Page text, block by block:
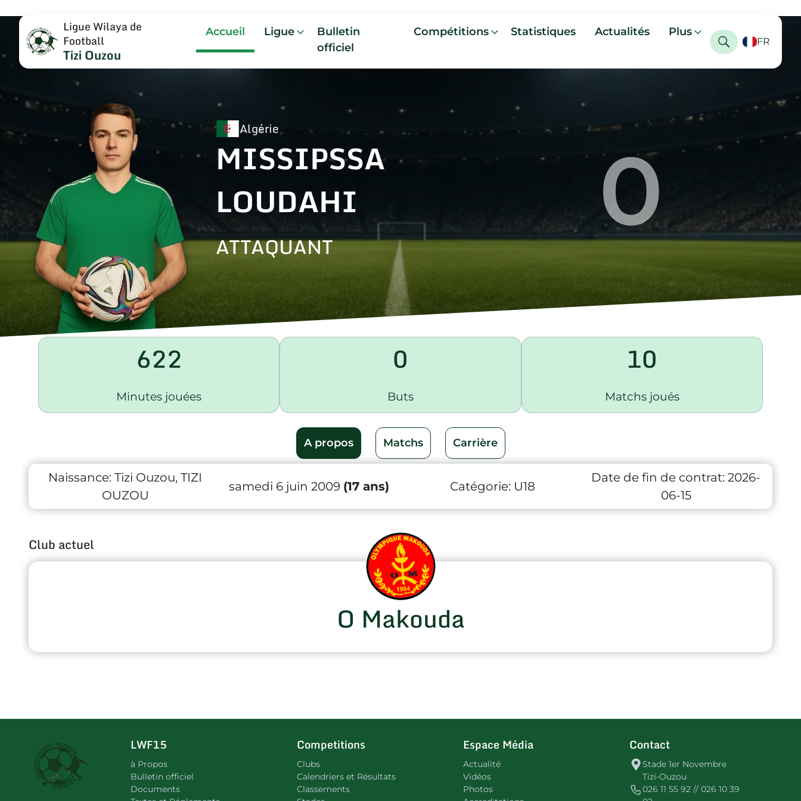
Ligue Wilaya de
Football
Tizi Ouzou
Accueil Ligue
Bulletin
officiel
Compétitions Statistiques Actualités Plus
FR
Algérie
MISSIPSSA
LOUDAHI
ATTAQUANT 0
622
Minutes jouées
0
Buts
10
Matchs joués
A propos Matchs Carrière
Naissance: Tizi Ouzou, TIZI
OUZOU
samedi 6 juin 2009 (17 ans) Catégorie: U18
Date de fin de contrat: 2026-
06-15
Club actuel
O Makouda
LWF15
à Propos
Bulletin officiel
Documents
Competitions
Clubs
Calendriers et Résultats
Classements
Espace Média
Actualité
Vidéos
Photos
Contact
Stade 1er Novembre
Tizi-Ouzou
026 11 55 92 // 026 10 39